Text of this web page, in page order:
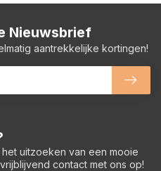
uitzoeken van een mooie
contact met ons op!
Nieuwsbrief
aantrekkelijke kortingen!